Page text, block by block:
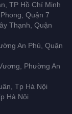
TP Hồ Chí Minh
Quận 7
Thạnh, Quận
An Phú, Quận
Phường An
Tp Hà Nội
Hà Nội